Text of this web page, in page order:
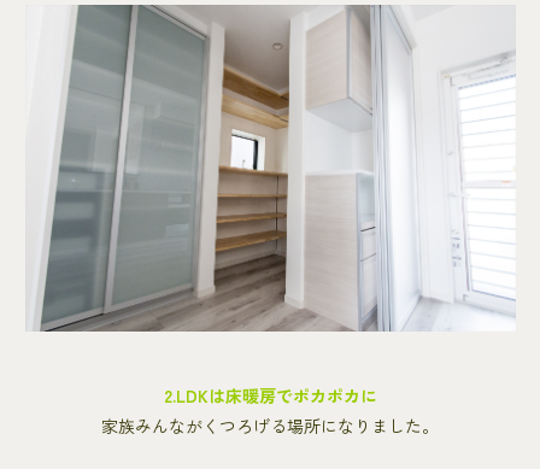
2.LDKは床暖房でポカポカに
家族みんながくつろげる場所になりました。